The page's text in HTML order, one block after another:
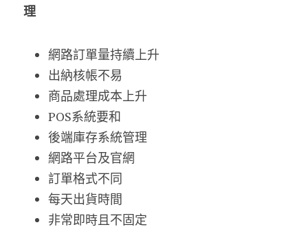
理
網路訂單量持續上升
出納核帳不易
商品處理成本上升
POS系統要和
後端庫存系統管理
網路平台及官網
訂單格式不同
每天出貨時間
非常即時且不固定